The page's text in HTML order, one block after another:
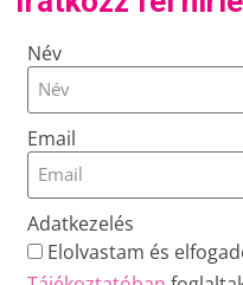
Név
Email
Adatkezelés
Elolvastam és